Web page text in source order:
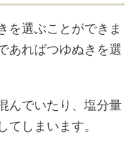
を選ぶことができま
あればつゆぬきを選
んでいたり、塩分量
てしまいます。